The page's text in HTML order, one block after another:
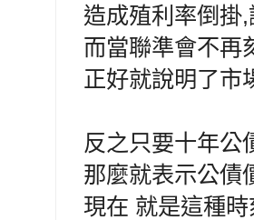
造成殖利率倒掛
而當聯準會不再
正好就說明了市
反之只要十年公
那麼就表示公債
現在 就是這種